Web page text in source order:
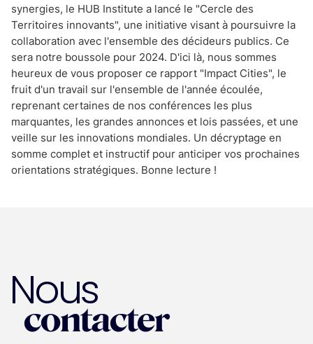
synergies, le HUB Institute a lancé le "Cercle des
Territoires innovants", une initiative visant à poursuivre la
collaboration avec l'ensemble des décideurs publics. Ce
sera notre boussole pour 2024. D'ici là, nous sommes
heureux de vous proposer ce rapport "Impact Cities", le
fruit d'un travail sur l'ensemble de l'année écoulée,
reprenant certaines de nos conférences les plus
marquantes, les grandes annonces et lois passées, et une
veille sur les innovations mondiales. Un décryptage en
somme complet et instructif pour anticiper vos prochaines
orientations stratégiques. Bonne lecture !
Nous
contacter